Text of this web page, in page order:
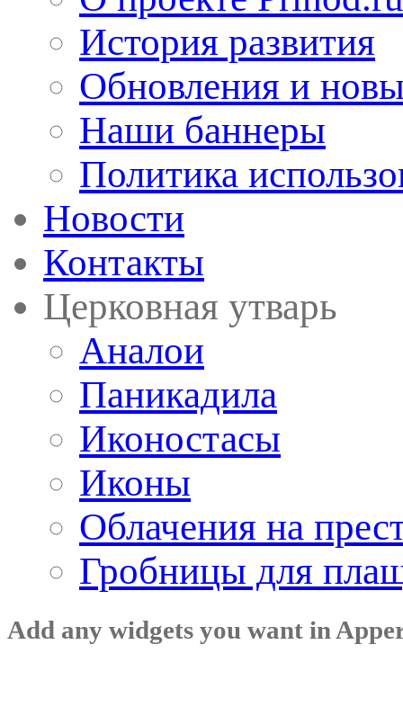
История развития
Обновления и
Наши баннеры
Политика
Новости
Контакты
Церковная утварь
Аналои
Паникадила
Иконостасы
Иконы
Облачения на
Гробницы для
Add any widgets you want in